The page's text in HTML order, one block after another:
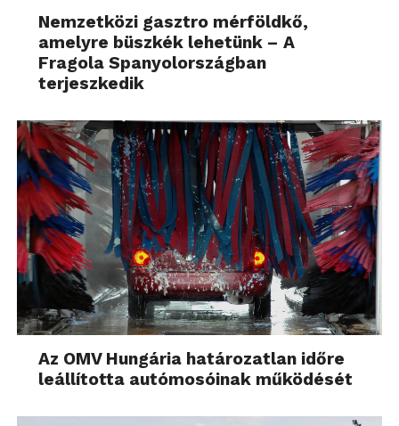
Nemzetközi gasztro mérföldkő,
amelyre büszkék lehetünk – A
Fragola Spanyolországban
terjeszkedik
Az OMV Hungária határozatlan időre
leállította autómosóinak működését